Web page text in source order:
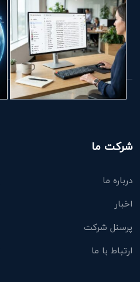
شرکت ما
درباره ما
اخبار
پرسنل شرکت
ارتباط با ما